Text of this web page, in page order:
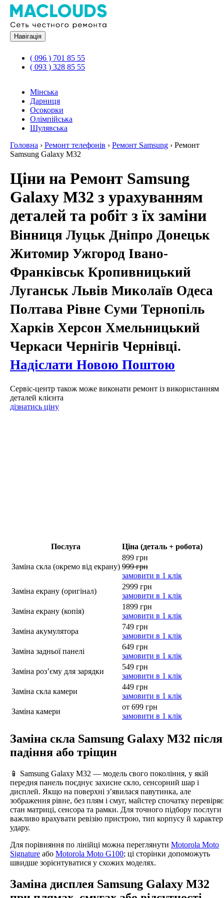
Навігація
( 096 ) 701 85 55
( 093 ) 328 85 55
Мінська
Дарниця
Осокорки
Олімпійська
Шулявська
Головна › Ремонт телефонів › Ремонт Samsung › Ремонт
Samsung Galaxy M32
Ціни на Ремонт Samsung
Galaxy M32 з урахуванням
деталей та робіт з їх заміни
Вінниця Луцьк Дніпро Донецьк
Житомир Ужгород Івано-
Франківськ Кропивницький
Луганськ Львів Миколаїв Одеса
Полтава Рівне Суми Тернопіль
Харків Херсон Хмельницький
Черкаси Чернігів Чернівці.
Надіслати Новою Поштою
Сервіс-центр також може виконати ремонт із використанням
деталей клієнта
дізнатись ціну
Послуга Ціна (деталь + робота)
Заміна скла (окремо від екрану)
899 грн
999 грн
замовити в 1 клік
Заміна екрану (оригінал)
2999 грн
замовити в 1 клік
Заміна екрану (копія)
1899 грн
замовити в 1 клік
Заміна акумулятора
749 грн
замовити в 1 клік
Заміна задньої панелі
649 грн
замовити в 1 клік
Заміна роз’єму для зарядки
549 грн
замовити в 1 клік
Заміна скла камери
449 грн
замовити в 1 клік
Заміна камери
от 699 грн
замовити в 1 клік
Заміна скла Samsung Galaxy M32 після
падіння або тріщин
📱 Samsung Galaxy M32 — модель свого покоління, у якій
передня панель поєднує захисне скло, сенсорний шар і
дисплей. Якщо на поверхні з’явилася павутинка, але
зображення рівне, без плям і смуг, майстер спочатку перевіряє
стан матриці, сенсора та рамки. Для точного підбору послуги
важливо врахувати ревізію пристрою, тип корпусу й характер
удару.
Для порівняння по лінійці можна переглянути Motorola Moto
Signature або Motorola Moto G100; ці сторінки допоможуть
швидше зорієнтуватися у схожих моделях.
Заміна дисплея Samsung Galaxy M32